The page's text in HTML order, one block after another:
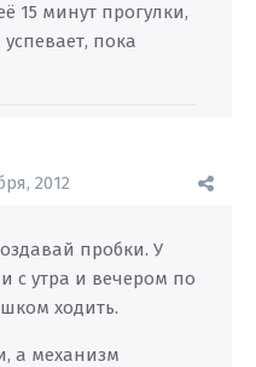
15 минут прогулки,
пока
2012
пробки. У
с утра и вечером по
ходить.
а механизм